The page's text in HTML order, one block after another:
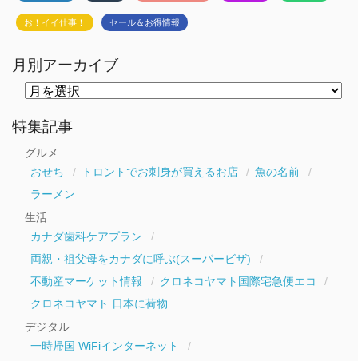
お！イイ仕事！ セール＆お得情報
月別アーカイブ
ー
カ
特集記事
グルメ
おせち
トロントでお刺身が買えるお店
魚の名前
ラーメン
生活
カナダ歯科ケアプラン
両親・祖父母をカナダに呼ぶ(スーパービザ)
不動産マーケット情報
クロネコヤマト国際宅急便エコ
クロネコヤマト 日本に荷物
デジタル
一時帰国 WiFiインターネット